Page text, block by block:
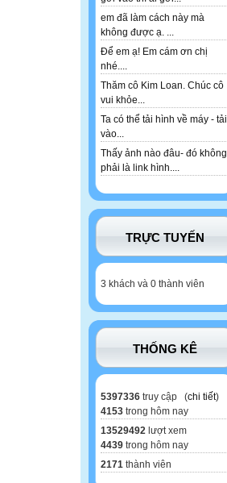
em đã làm cách này mà
không được ạ. ...
Để em ạ! Em cám ơn chị
nhé....
Thăm cô Kim Loan. Chúc cô
vui khỏe...
Ta có thể tải hình về máy - tải
vào...
Thấy ảnh nào đâu- đó không
phải là link hình....
TRỰC TUYẾN
3 khách và 0 thành viên
THỐNG KÊ
5397336 truy cập (chi tiết)
4153 trong hôm nay
13529492 lượt xem
4439 trong hôm nay
2171 thành viên